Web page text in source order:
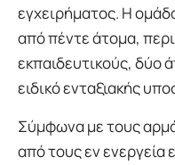
εγχειρήματος. Η
από πέντε άτομα,
εκπαιδευτικούς, δύο
ειδικό ενταξιακής
Σύμφωνα με τους
από τους εν ενεργεία